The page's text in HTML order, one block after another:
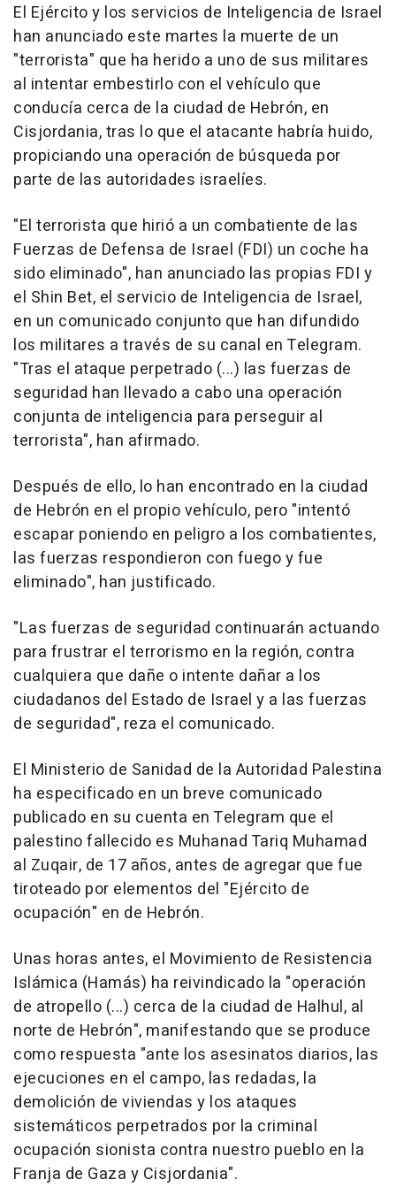
El Ejército y los servicios de Inteligencia de Israel
han anunciado este martes la muerte de un
"terrorista" que ha herido a uno de sus militares
al intentar embestirlo con el vehículo que
conducía cerca de la ciudad de Hebrón, en
Cisjordania, tras lo que el atacante habría huido,
propiciando una operación de búsqueda por
parte de las autoridades israelíes.
"El terrorista que hirió a un combatiente de las
Fuerzas de Defensa de Israel (FDI) un coche ha
sido eliminado", han anunciado las propias FDI y
el Shin Bet, el servicio de Inteligencia de Israel,
en un comunicado conjunto que han difundido
los militares a través de su canal en Telegram.
"Tras el ataque perpetrado (...) las fuerzas de
seguridad han llevado a cabo una operación
conjunta de inteligencia para perseguir al
terrorista", han afirmado.
Después de ello, lo han encontrado en la ciudad
de Hebrón en el propio vehículo, pero "intentó
escapar poniendo en peligro a los combatientes,
las fuerzas respondieron con fuego y fue
eliminado", han justificado.
"Las fuerzas de seguridad continuarán actuando
para frustrar el terrorismo en la región, contra
cualquiera que dañe o intente dañar a los
ciudadanos del Estado de Israel y a las fuerzas
de seguridad", reza el comunicado.
El Ministerio de Sanidad de la Autoridad Palestina
ha especificado en un breve comunicado
publicado en su cuenta en Telegram que el
palestino fallecido es Muhanad Tariq Muhamad
al Zuqair, de 17 años, antes de agregar que fue
tiroteado por elementos del "Ejército de
ocupación" en de Hebrón.
Unas horas antes, el Movimiento de Resistencia
Islámica (Hamás) ha reivindicado la "operación
de atropello (...) cerca de la ciudad de Halhul, al
norte de Hebrón", manifestando que se produce
como respuesta "ante los asesinatos diarios, las
ejecuciones en el campo, las redadas, la
demolición de viviendas y los ataques
sistemáticos perpetrados por la criminal
ocupación sionista contra nuestro pueblo en la
Franja de Gaza y Cisjordania".